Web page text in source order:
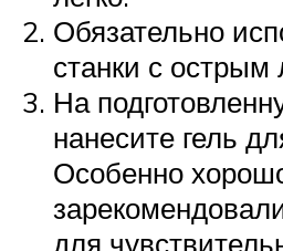
Обязательно
станки с острым
На
нанесите гель
Особенно
для